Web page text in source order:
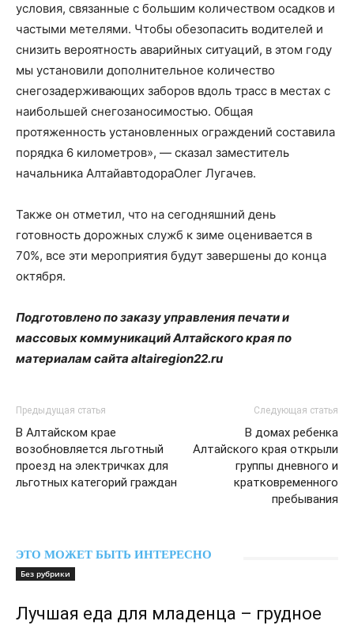
условия, связанные с большим количеством осадков и
частыми метелями. Чтобы обезопасить водителей и
снизить вероятность аварийных ситуаций, в этом году
мы установили дополнительное количество
снегозадерживающих заборов вдоль трасс в местах с
наибольшей снегозаносимостью. Общая
протяженность установленных ограждений составила
порядка 6 километров», — сказал заместитель
начальника АлтайавтодораОлег Лугачев.
Также он отметил, что на сегодняшний день
готовность дорожных служб к зиме оценивается в
70%, все эти мероприятия будут завершены до конца
октября.
Подготовлено по заказу управления печати и
массовых коммуникаций Алтайского края по
материалам сайта altairegion22.ru
Предыдущая статья
В Алтайском крае
возобновляется льготный
проезд на электричках для
льготных категорий граждан
Следующая статья
В домах ребенка
Алтайского края открыли
группы дневного и
кратковременного
пребывания
ЭТО МОЖЕТ БЫТЬ ИНТЕРЕСНО
Без рубрики
Лучшая еда для младенца – грудное